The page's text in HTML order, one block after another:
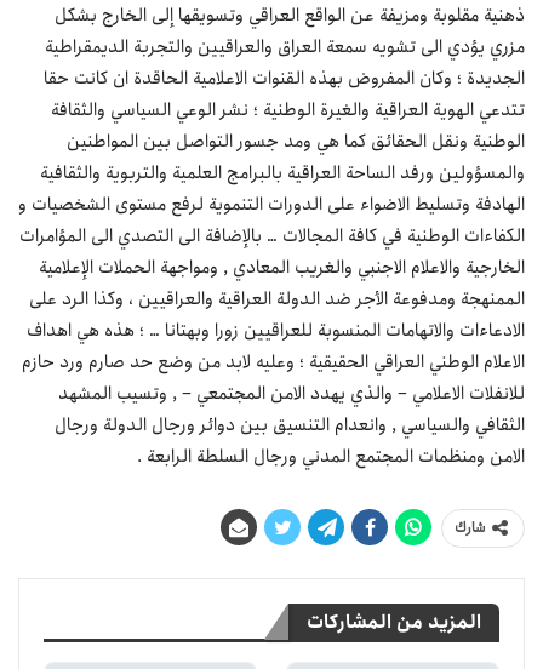
ذهنية مقلوبة ومزيفة عن الواقع العراقي وتسويقها إلى الخارج بشكل
مزري يؤدي الى تشويه سمعة العراق والعراقيين والتجربة الديمقراطية
الجديدة ؛ وكان المفروض بهذه القنوات الاعلامية الحاقدة ان كانت حقا
تتدعي الهوية العراقية والغيرة الوطنية ؛ نشر الوعي السياسي والثقافة
الوطنية ونقل الحقائق كما هي ومد جسور التواصل بين المواطنين
والمسؤولين ورفد الساحة العراقية بالبرامج العلمية والتربوية والثقافية
الهادفة وتسليط الاضواء على الدورات التنموية لرفع مستوى الشخصيات و
الكفاءات الوطنية في كافة المجالات … بالإضافة الى التصدي الى المؤامرات
الخارجية والاعلام الاجنبي والغريب المعادي , ومواجهة الحملات الإعلامية
الممنهجة ومدفوعة الأجر ضد الدولة العراقية والعراقيين ، وكذا الرد على
الادعاءات والاتهامات المنسوبة للعراقيين زورا وبهتانا … ؛ هذه هي اهداف
الاعلام الوطني العراقي الحقيقية ؛ وعليه لابد من وضع حد صارم ورد حازم
للانفلات الاعلامي – والذي يهدد الامن المجتمعي – , وتسيب المشهد
الثقافي والسياسي , وانعدام التنسيق بين دوائر ورجال الدولة ورجال
الامن ومنظمات المجتمع المدني ورجال السلطة الرابعة .
شارك
المزيد من المشاركات